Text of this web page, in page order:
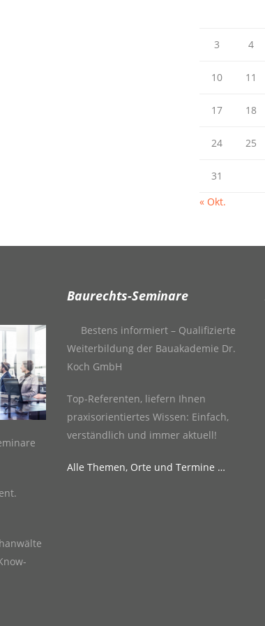
3 4
10 11
17 18
24 25
31
« Okt.
Baurechts-Seminare
Bestens informiert – Qualifizierte
Weiterbildung der Bauakademie Dr.
Koch GmbH
Top-Referenten, liefern Ihnen
praxisorientiertes Wissen: Einfach,
verständlich und immer aktuell!
Alle Themen, Orte und Termine …